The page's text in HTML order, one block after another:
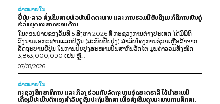
ຂ່າວພາຍ​ໃນ
ຍີ່ປຸ່ນ-ລາວ ສົ່ງເສີມສາຍພົວພັນມິດຕະພາບ ແລະ ການຮ່ວມມືອັນດີງາມ ກໍຄືການເປັນຄູ່
ຮ່ວມຍຸດທະສາດຮອບດ້ານ.
ໃນຕອນບ່າຍຂອງວັນທີ 5 ສິງຫາ 2026 ທີ່ ກະຊວງການຕ່າງປະເທດ ໄດ້ມີພິທີ
ລົງນາມເອກະສານແລກປ່ຽນ (ສະບັບປັບປຸງ) ສໍາລັບໂຄງການຊ່ວຍເຫຼືອລ້າຈາກ
ລັດຖະບານຍີ່ປຸ່ນ ໃນການປັບປຸງສະໜາມບິນສາກົນວັດໄຕ ມູນຄ່າລວມທັງໝົດ
3,863,000,000 ເຢນ ຫຼື...
07/08/2026
ຂ່າວພາຍ​ໃນ
ກະຊວງສຶກສາທິການ ແລະ ກິລາ ຮ່ວມກັບລັດຖະບານອົດສະຕຣາລີ ໄດ້ນຳສະເໜີ
ເຄື່ອງມືປະເມີນຕົນເອງສຳລັບຄູຊັ້ນປະຖົມສຶກສາ ເພື່ອສົ່ງເສີມຄຸນນະພາບການສຶກສາ.